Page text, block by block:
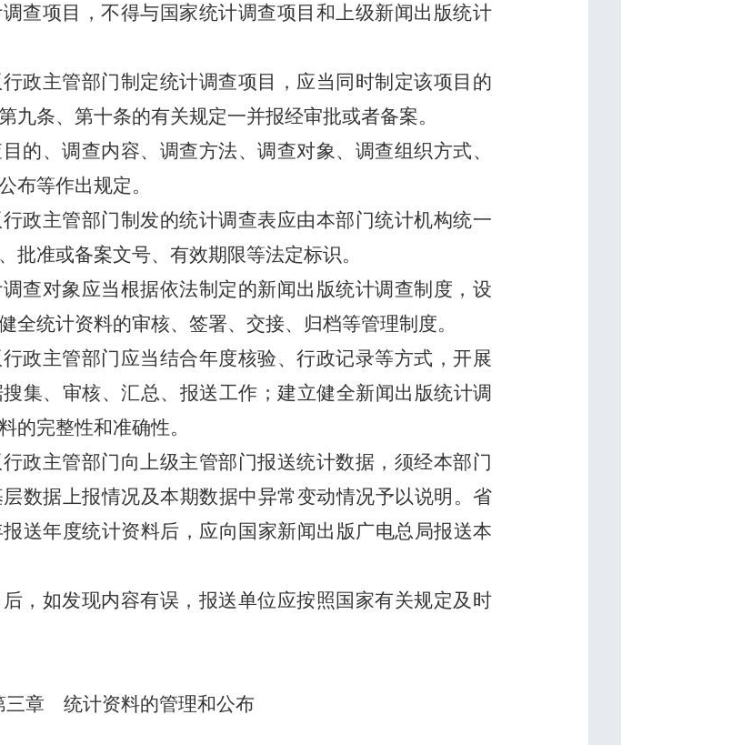
查项目，不得与国家统计调查项目和上级新闻出版统计
政主管部门制定统计调查项目，应当同时制定该项目的
九条、第十条的有关规定一并报经审批或者备案。
的、调查内容、调查方法、调查对象、调查组织方式、
布等作出规定。
政主管部门制发的统计调查表应由本部门统计机构统一
批准或备案文号、有效期限等法定标识。
查对象应当根据依法制定的新闻出版统计调查制度，设
全统计资料的审核、签署、交接、归档等管理制度。
政主管部门应当结合年度核验、行政记录等方式，开展
集、审核、汇总、报送工作；建立健全新闻出版统计调
的完整性和准确性。
政主管部门向上级主管部门报送统计数据，须经本部门
数据上报情况及本期数据中异常变动情况予以说明。省
送年度统计资料后，应向国家新闻出版广电总局报送本
，如发现内容有误，报送单位应按照国家有关规定及时
三章 统计资料的管理和公布